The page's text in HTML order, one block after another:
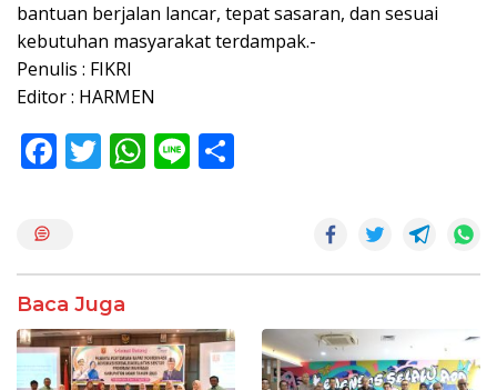
bantuan berjalan lancar, tepat sasaran, dan sesuai
kebutuhan masyarakat terdampak.-
Penulis : FIKRI
Editor : HARMEN
F
o
o
k
T W
p
p
Li
Baca Juga